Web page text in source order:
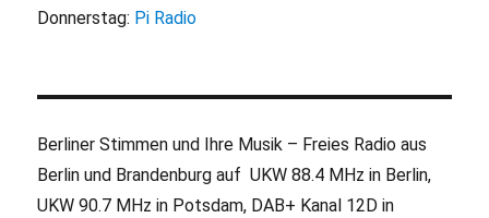
Donnerstag: Pi Radio
Berliner Stimmen und Ihre Musik – Freies Radio aus
Berlin und Brandenburg auf UKW 88.4 MHz in Berlin,
UKW 90.7 MHz in Potsdam, DAB+ Kanal 12D in